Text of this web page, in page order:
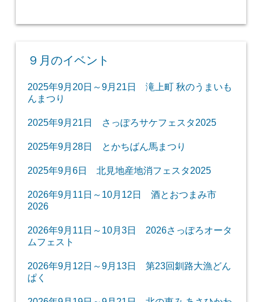
９月のイベント
2025年9月20日～9月21日 滝上町 秋のうまいも
んまつり
2025年9月21日 さっぽろサケフェスタ2025
2025年9月28日 とかちばん馬まつり
2025年9月6日 北見地産地消フェスタ2025
2026年9月11日～10月12日 酒とおつまみ市
2026
2026年9月11日～10月3日 2026さっぽろオータ
ムフェスト
2026年9月12日～9月13日 第23回釧路大漁どん
ぱく